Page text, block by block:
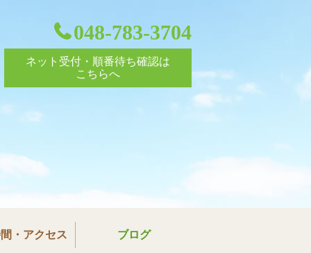
048-783-3704
ネット受付・順番待ち確認は
こちらへ
・アクセス ブログ